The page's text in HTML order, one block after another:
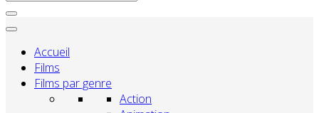
Accueil
Films
Films par genre
Action